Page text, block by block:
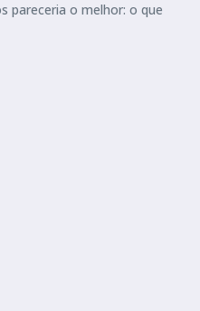
pareceria o melhor: o que